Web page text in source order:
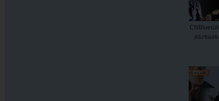
CNBlueป
สองของ